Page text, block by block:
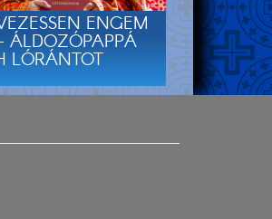
ENGEM
ÁLDOZÓPAPPÁ
LÓRÁNTOT